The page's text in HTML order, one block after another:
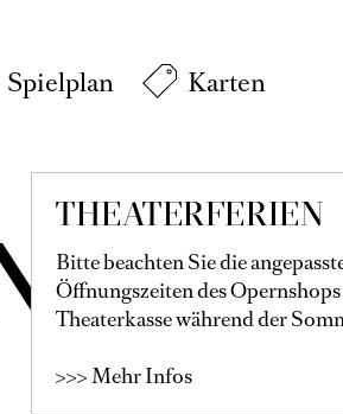
Spielplan
Karten
THEATERFERIEN
Bitte beachten Sie die
Öffnungszeiten des
Theaterkasse während der
>>> Mehr Infos